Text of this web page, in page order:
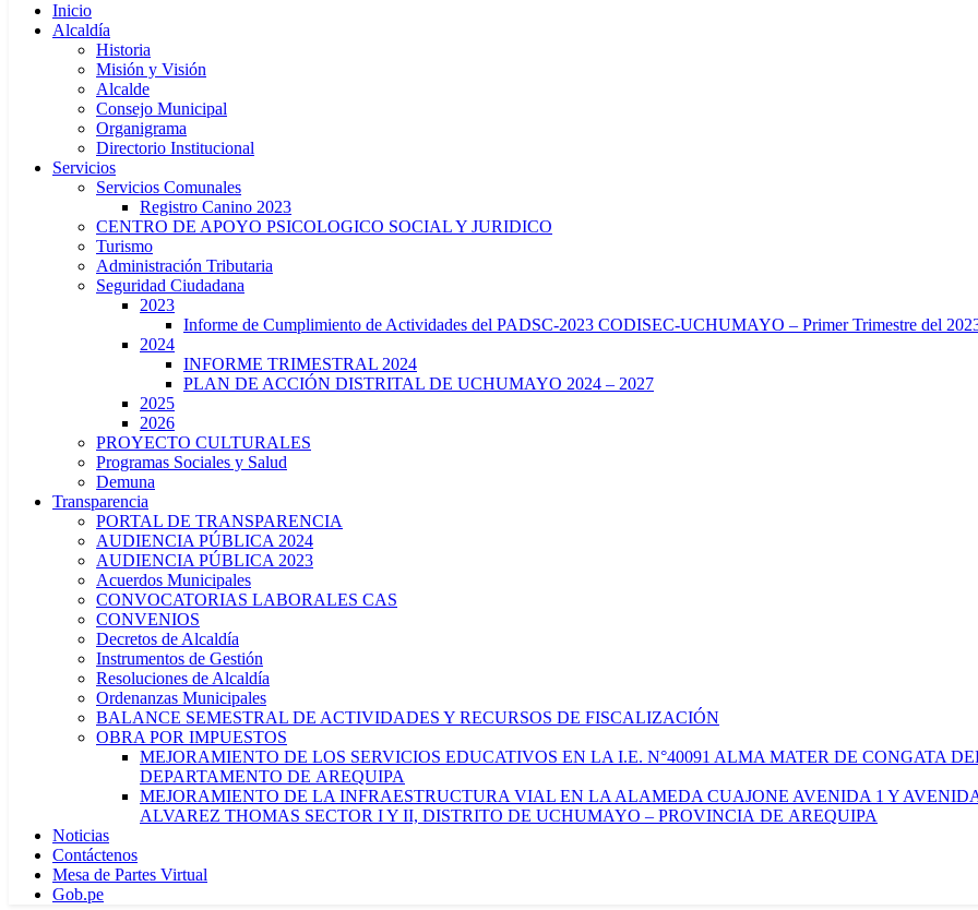
Inicio
Alcaldía
Historia
Misión y Visión
Alcalde
Consejo Municipal
Organigrama
Directorio Institucional
Servicios
Servicios Comunales
Registro Canino 2023
CENTRO DE APOYO PSICOLOGICO SOCIAL Y JURIDICO
Turismo
Administración Tributaria
Seguridad Ciudadana
2023
Informe de Cumplimiento de Actividades del PADSC-2023 CODISEC-UCHUMAYO – Primer Trimestre del
2024
INFORME TRIMESTRAL 2024
PLAN DE ACCIÓN DISTRITAL DE UCHUMAYO 2024 – 2027
2025
2026
PROYECTO CULTURALES
Programas Sociales y Salud
Demuna
Transparencia
PORTAL DE TRANSPARENCIA
AUDIENCIA PÚBLICA 2024
AUDIENCIA PÚBLICA 2023
Acuerdos Municipales
CONVOCATORIAS LABORALES CAS
CONVENIOS
Decretos de Alcaldía
Instrumentos de Gestión
Resoluciones de Alcaldía
Ordenanzas Municipales
BALANCE SEMESTRAL DE ACTIVIDADES Y RECURSOS DE FISCALIZACIÓN
OBRA POR IMPUESTOS
MEJORAMIENTO DE LOS SERVICIOS EDUCATIVOS EN LA I.E. N°40091 ALMA MATER DE CONGATA
DEPARTAMENTO DE AREQUIPA
MEJORAMIENTO DE LA INFRAESTRUCTURA VIAL EN LA ALAMEDA CUAJONE AVENIDA 1 Y
ALVAREZ THOMAS SECTOR I Y II, DISTRITO DE UCHUMAYO – PROVINCIA DE AREQUIPA
Noticias
Contáctenos
Mesa de Partes Virtual
Gob.pe